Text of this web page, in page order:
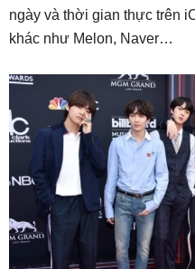
ngày và thời gian thực trên
khác như Melon, Naver…